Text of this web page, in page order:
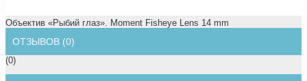
Объектив «Рыбий глаз». Moment Fisheye Lens 14 mm
ОТЗЫВОВ (0)
(0)